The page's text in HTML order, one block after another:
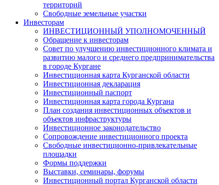
территорий
Свободные земельные участки
Инвесторам
ИНВЕСТИЦИОННЫЙ УПОЛНОМОЧЕННЫЙ
Обращение к инвесторам
Совет по улучшению инвестиционного климата и
развитию малого и среднего предпринимательства
в городе Кургане
Инвестиционная карта Курганской области
Инвестиционная декларация
Инвестиционный паспорт
Инвестиционная карта города Кургана
План создания инвестиционных объектов и
объектов инфраструктуры
Инвестиционное законодательство
Сопровождение инвестиционного проекта
Свободные инвестиционно-привлекательные
площадки
Формы поддержки
Выставки, семинары, форумы
Инвестиционный портал Курганской области